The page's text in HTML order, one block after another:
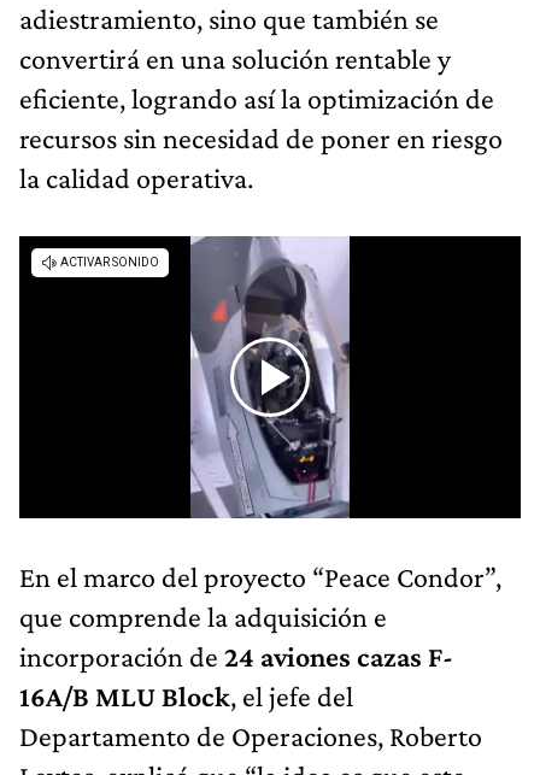
adiestramiento, sino que también se
convertirá en una solución rentable y
eficiente, logrando así la optimización de
recursos sin necesidad de poner en riesgo
la calidad operativa.
En el marco del proyecto “Peace Condor”,
que comprende la adquisición e
incorporación de 24 aviones cazas F-
16A/B MLU Block, el jefe del
Departamento de Operaciones, Roberto